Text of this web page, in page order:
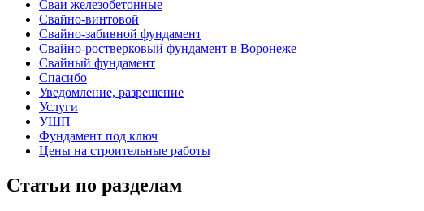
Сваи железобетонные
Свайно-винтовой
Свайно-забивной фундамент
Свайно-ростверковый фундамент в Воронеже
Свайный фундамент
Спасибо
Уведомление, разрешение
Услуги
УШП
Фундамент под ключ
Цены на строительные работы
Статьи по разделам